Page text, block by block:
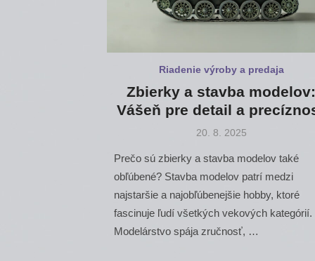
Riadenie výroby a predaja
Zbierky a stavba modelov:
Vášeň pre detail a
Posted
20. 8. 2025
Prečo sú zbierky a stavba modelov také
obľúbené? Stavba modelov patrí medzi
najstaršie a najobľúbenejšie hobby, ktoré
fascinuje ľudí všetkých vekových kategórií.
Modelárstvo spája zručnosť, …